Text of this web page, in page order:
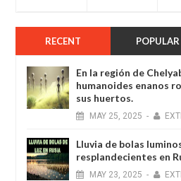
RECENT POPULAR
En la región de
humanoides enanos
sus huertos.
MAY 25, 2025 -
Lluvia de bolas
resplandecientes en
MAY 23, 2025 -